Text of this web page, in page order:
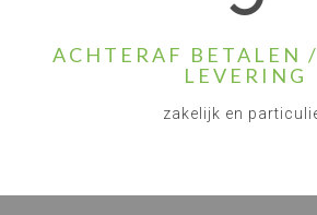
ACHTERAF BETALEN
LEVERING
zakelijk en